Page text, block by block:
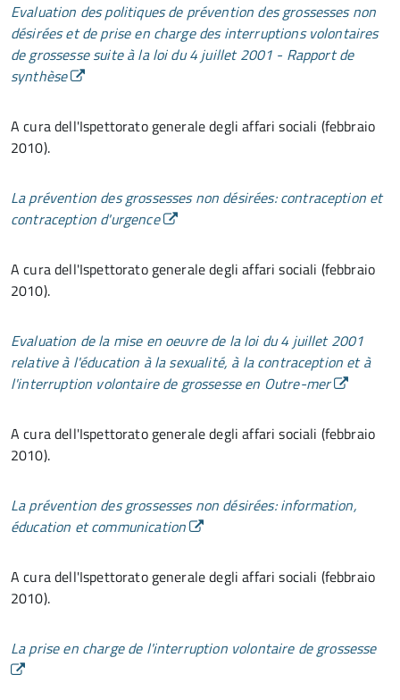
Evaluation des politiques de prévention des grossesses non
désirées et de prise en charge des interruptions volontaires
de grossesse suite à la loi du 4 juillet 2001 - Rapport de
synthèse
A cura dell'Ispettorato generale degli affari sociali (febbraio
2010).
La prévention des grossesses non désirées: contraception et
contraception d'urgence
A cura dell'Ispettorato generale degli affari sociali (febbraio
2010).
Evaluation de la mise en oeuvre de la loi du 4 juillet 2001
relative à l'éducation à la sexualité, à la contraception et à
l'interruption volontaire de grossesse en Outre-mer
A cura dell'Ispettorato generale degli affari sociali (febbraio
2010).
La prévention des grossesses non désirées: information,
éducation et communication
A cura dell'Ispettorato generale degli affari sociali (febbraio
2010).
La prise en charge de l'interruption volontaire de grossesse